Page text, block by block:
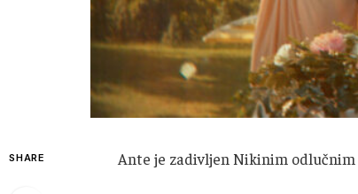
SHARE Ante je zadivljen Nikinim odlučnim